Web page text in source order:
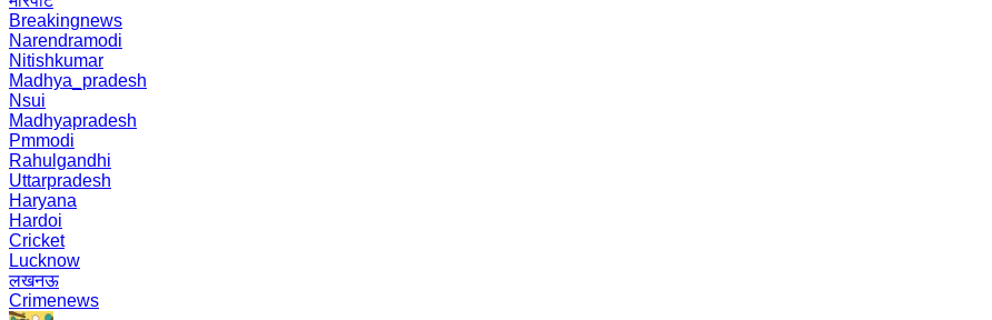
Breakingnews
Narendramodi
Nitishkumar
Madhya_pradesh
Nsui
Madhyapradesh
Pmmodi
Rahulgandhi
Uttarpradesh
Haryana
Hardoi
Cricket
Lucknow
लखनऊ
Crimenews